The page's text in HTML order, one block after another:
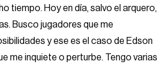
tiempo. Hoy en día, salvo el arquero,
Busco jugadores que me
y ese es el caso de Edson
me inquiete o perturbe. Tengo varias